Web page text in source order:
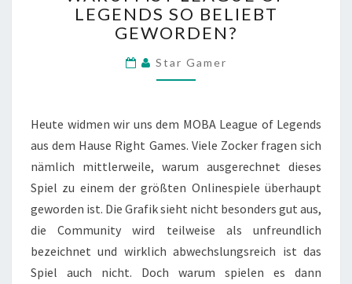
LEAGUE
OF
SO
BELIEBT
LEGENDS SO BELIEBT
GEWORDEN?
Star Gamer
Heute widmen wir uns dem MOBA League of Legends
aus dem Hause Right Games. Viele Zocker fragen sich
nämlich mittlerweile, warum ausgerechnet dieses
Spiel zu einem der größten Onlinespiele überhaupt
geworden ist. Die Grafik sieht nicht besonders gut aus,
die Community wird teilweise als unfreundlich
bezeichnet und wirklich abwechslungsreich ist das
Spiel auch nicht. Doch warum spielen es dann